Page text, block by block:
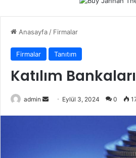
Anasayfa/ Firmalar
Firmalar Tanıtım
Katılım
admin Eylül 3, 2024 0